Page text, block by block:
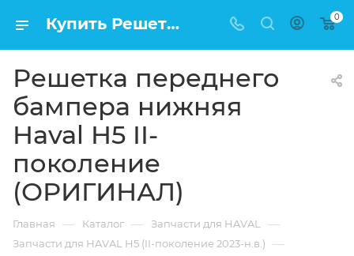
Купить Решетка переднего бампера нижняя Haval H5 II-поколение (ОРИГИНАЛ) в Москве по низкой цене 0
Решетка переднего
бампера нижняя
Haval H5 II-
поколение
(ОРИГИНАЛ)
Главная — Каталог — Запчасти для HAVAL —
Запчасти для HAVAL H5 (II-поколение 2023-н.в.) —